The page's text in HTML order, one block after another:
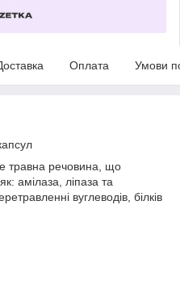
Оплата Умови
травна речовина, що
амілаза, ліпаза та
вуглеводів, білків